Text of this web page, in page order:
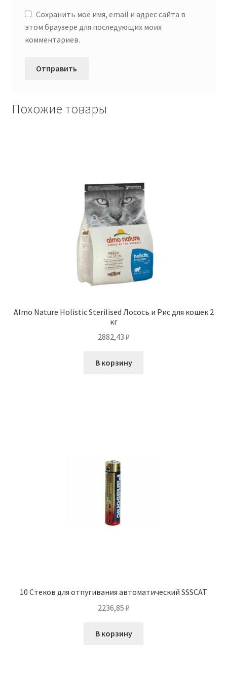
Сохранить моё имя, email и адрес сайта в
этом браузере для последующих моих
комментариев.
Похожие товары
Almo Nature Holistic Sterilised Лосось и Рис для кошек 2
кг
2882,43 ₽
В корзину
10 Стеков для отпугивания автоматический SSSCAT
2236,85 ₽
В корзину